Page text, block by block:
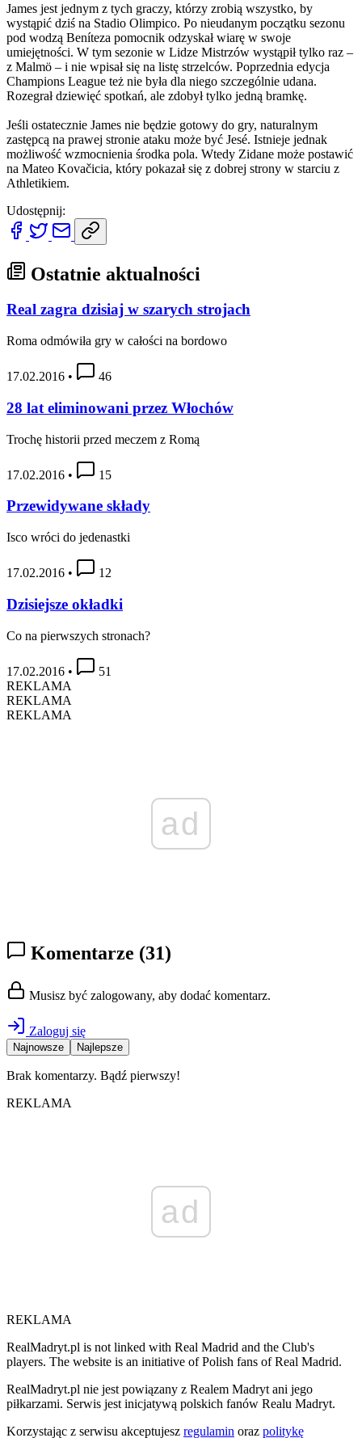
James jest jednym z tych graczy, którzy zrobią wszystko, by
wystąpić dziś na Stadio Olimpico. Po nieudanym początku sezonu
pod wodzą Beníteza pomocnik odzyskał wiarę w swoje
umiejętności. W tym sezonie w Lidze Mistrzów wystąpił tylko raz –
z Malmö – i nie wpisał się na listę strzelców. Poprzednia edycja
Champions League też nie była dla niego szczególnie udana.
Rozegrał dziewięć spotkań, ale zdobył tylko jedną bramkę.
Jeśli ostatecznie James nie będzie gotowy do gry, naturalnym
zastępcą na prawej stronie ataku może być Jesé. Istnieje jednak
możliwość wzmocnienia środka pola. Wtedy Zidane może postawić
na Mateo Kovačicia, który pokazał się z dobrej strony w starciu z
Athletikiem.
Udostępnij:
Ostatnie aktualności
Real zagra dzisiaj w szarych strojach
Roma odmówiła gry w całości na bordowo
17.02.2016 • 46
28 lat eliminowani przez Włochów
Trochę historii przed meczem z Romą
17.02.2016 • 15
Przewidywane składy
Isco wróci do jedenastki
17.02.2016 • 12
Dzisiejsze okładki
Co na pierwszych stronach?
17.02.2016 •
51
REKLAMA
REKLAMA
REKLAMA
ad
Komentarze (31)
Musisz być zalogowany, aby dodać komentarz.
Zaloguj się
Najnowsze Najlepsze
Brak komentarzy. Bądź pierwszy!
REKLAMA
ad
REKLAMA
RealMadryt.pl is not linked with Real Madrid and the Club's
players. The website is an initiative of Polish fans of Real Madrid.
RealMadryt.pl nie jest powiązany z Realem Madryt ani jego
piłkarzami. Serwis jest inicjatywą polskich fanów Realu Madryt.
Korzystając z serwisu akceptujesz regulamin oraz politykę